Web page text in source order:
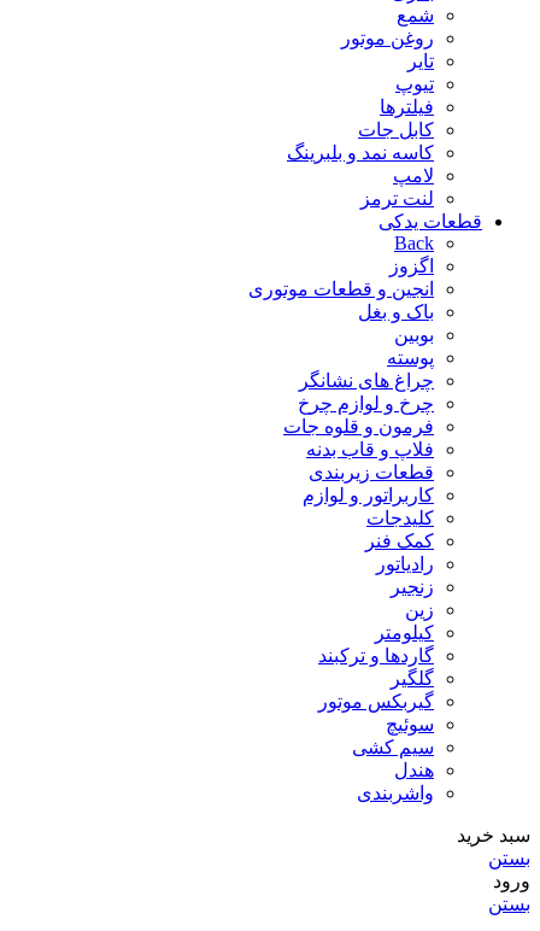
شمع
روغن موتور
تایر
تیوپ
فیلترها
کابل جات
کاسه نمد و بلبرینگ
لامپ
لنت ترمز
قطعات یدکی
Back
اگزوز
انجین و قطعات موتوری
باک و بغل
بوبین
پوسته
چراغ های نشانگر
چرخ و لوازم چرخ
فرمون و قلوه جات
فلاپ و قاب بدنه
قطعات زیربندی
کاربراتور و لوازم
کلیدجات
کمک فنر
رادیاتور
زنجیر
زین
کیلومتر
گاردها و ترکبند
گلگیر
گیربکس موتور
سوئیچ
سیم کشی
هندل
واشربندی
سبد خرید
بستن
ورود
بستن